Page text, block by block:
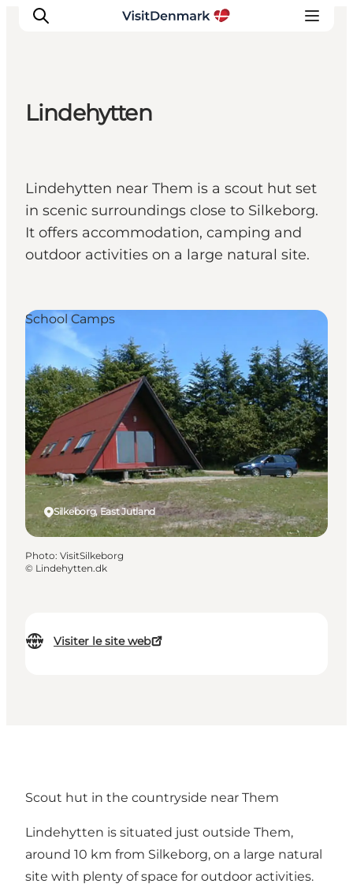
Quoi faire
Hébergements
Planifiez votre voyage
Lindehytten
Lindehytten near Them is a scout hut set
in scenic surroundings close to Silkeborg.
It offers accommodation, camping and
outdoor activities on a large natural site.
Visiter le site web
Silkeborg, East Jutland
School Camps
Photo: VisitSilkeborg
© Lindehytten.dk
Scout hut in the countryside near Them
Lindehytten is situated just outside Them,
around 10 km from Silkeborg, on a large natural
site with plenty of space for outdoor activities.